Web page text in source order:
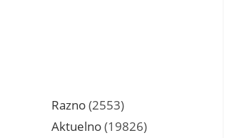
Razno 25532553
proizvoda
Aktuelno 1982619826